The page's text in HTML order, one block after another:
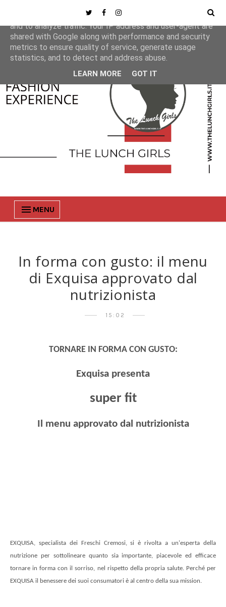
MENU
In forma con gusto: il menu
di Exquisa approvato dal
nutrizionista
15:02
TORNARE IN FORMA CON GUSTO:
Exquisa presenta
super fit
Il menu approvato dal nutrizionista
EXQUISA, specialista dei Freschi Cremosi, si è rivolta a un'esperta della
nutrizione per sottolineare quanto sia importante, piacevole ed efficace
tornare in forma con il sorriso, nel rispetto della propria salute. Perché per
EXQUISA il benessere dei suoi consumatori è al centro della sua mission.
This site uses cookies from Google to deliver its services
and to analyze traffic. Your IP address and user-agent are
shared with Google along with performance and security
metrics to ensure quality of service, generate usage
statistics, and to detect and address abuse.
LEARN MORE GOT IT